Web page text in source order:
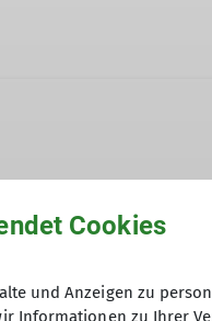
und das tun wir
und ohne
Cookies
und Anzeigen zu
Informationen zu Ihrer